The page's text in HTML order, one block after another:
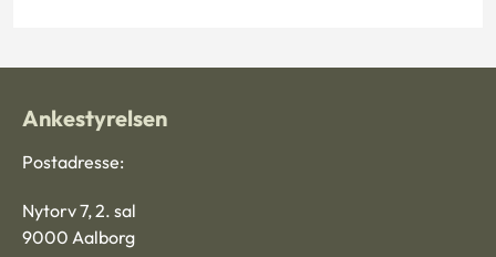
Ankestyrelsen
Postadresse:
Nytorv 7, 2. sal
9000 Aalborg